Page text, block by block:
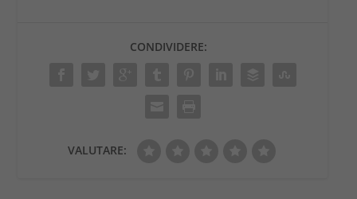
CONDIVIDERE:
VALUTARE: